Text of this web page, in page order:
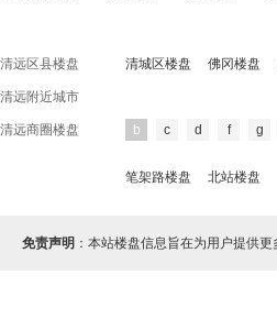
清远区县楼盘 清城区楼盘 佛冈楼盘
清远附近城市
清远商圈楼盘 b c d f g
笔架路楼盘 北站楼盘
免责声明 ：本站楼盘信息旨在为用户提供